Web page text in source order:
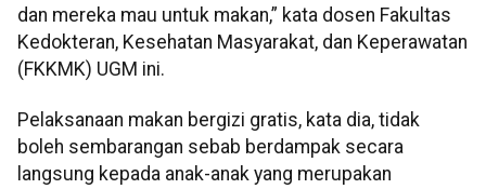
dan mereka mau untuk makan,” kata dosen Fakultas
Kedokteran, Kesehatan Masyarakat, dan Keperawatan
(FKKMK) UGM ini.
Pelaksanaan makan bergizi gratis, kata dia, tidak
boleh sembarangan sebab berdampak secara
langsung kepada anak-anak yang merupakan